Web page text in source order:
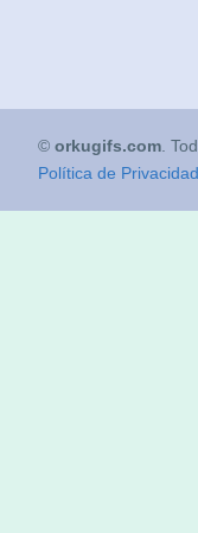
© orkugifs.com.
Política de Privacidad